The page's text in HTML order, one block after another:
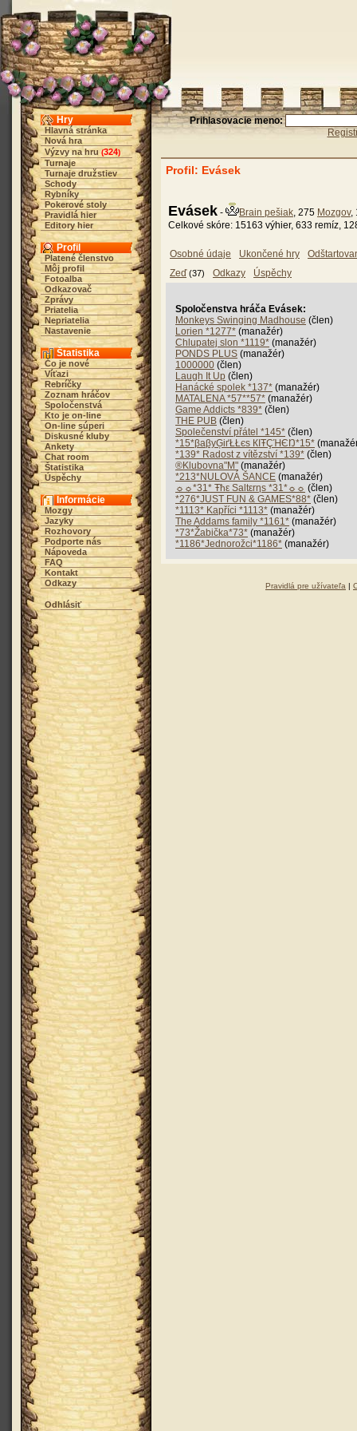
Hry
Hlavná stránka
Nová hra
Výzvy na hru (324)
Turnaje
Turnaje družstiev
Schody
Rybníky
Pokerové stoly
Pravidlá hier
Editory hier
Profil
Platené členstvo
Môj profil
Fotoalba
Odkazovač
Zprávy
Priatelia
Nepriatelia
Nastavenie
Štatistika
Čo je nové
Víťazi
Rebríčky
Zoznam hráčov
Spoločenstvá
Kto je on-line
On-line súperi
Diskusné kluby
Ankety
Chat room
Štatistika
Úspěchy
Informácie
Mozgy
Jazyky
Rozhovory
Podporte nás
Nápoveda
FAQ
Kontakt
Odkazy
Odhlásiť
Prihlasovacie meno:
Profil: Evásek
Evásek - Brain pešiak, 275 Mozgov,
Celkové skóre: 15163 výhier, 633 remíz,
Osobné údaje Ukončené hry
Zeď (37) Odkazy Úspěchy
Spoločenstva hráča Evásek:
Monkeys Swinging Madhouse (člen)
Lorien *1277* (manažér)
Chlupatej slon *1119* (manažér)
PONDS PLUS (manažér)
1000000 (člen)
Laugh It Up (člen)
Hanácké spolek *137* (manažér)
MATALENA *57**57* (manažér)
Game Addicts *839* (člen)
THE PUB (člen)
Společenství přátel *145* (člen)
*15*βaβyĢіґŁŁєs КIŦÇΉЄŊ*15*
*139* Radost z vítězství *139* (člen)
®Klubovna"M" (manažér)
*213*NULOVÁ ŠANCE (manažér)
☼☼*31* Ŧħε Saltεrηs *31*☼☼ (člen)
*276*JUST FUN & GAMES*88* (člen)
*1113* Kapříci *1113* (manažér)
The Addams family *1161* (manažér)
*73*Žabička*73* (manažér)
*1186*Jednorožci*1186* (manažér)
Pravidlá pre užívateľa |